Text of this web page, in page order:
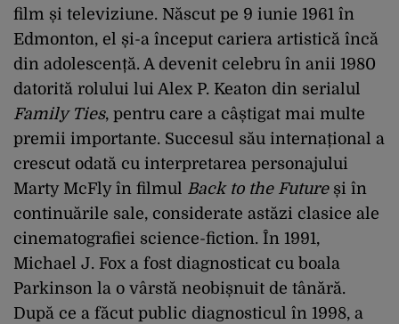
film și televiziune. Născut pe 9 iunie 1961 în
Edmonton, el și-a început cariera artistică încă
din adolescență. A devenit celebru în anii 1980
datorită rolului lui Alex P. Keaton din serialul
Family Ties, pentru care a câștigat mai multe
premii importante. Succesul său internațional a
crescut odată cu interpretarea personajului
Marty McFly în filmul Back to the Futureși în
continuările sale, considerate astăzi clasice ale
cinematografiei science-fiction. În 1991,
Michael J. Fox a fost diagnosticat cu boala
Parkinson la o vârstă neobișnuit de tânără.
După ce a făcut public diagnosticul în 1998, a